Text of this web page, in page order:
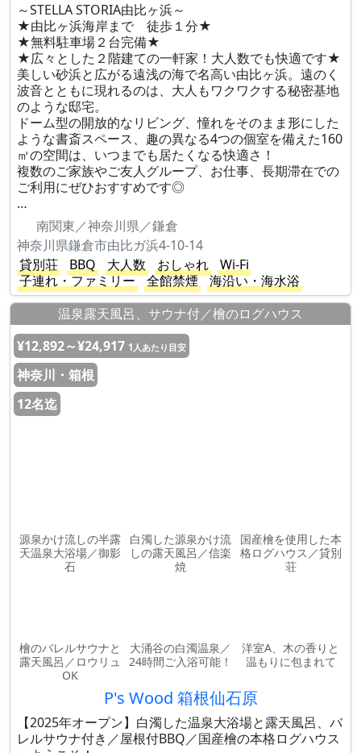
～STELLA STORIA由比ヶ浜～
★由比ヶ浜海岸まで 徒歩１分★
★無料駐車場２台完備★
★広々とした２階建ての一軒家！大人数でも快適です★
美しい砂浜と広がる遠浅の海で名高い由比ヶ浜。遠のく
波音とともに現れるのは、大人もワクワクする秘密基地
のような邸宅。
ドーム型の開放的なリビング、憧れをそのまま形にした
ような書斎スペース、趣の異なる4つの個室を備えた160
㎡の空間は、いつまでも居たくなる快適さ！
複数のご家族やご友人グループ、お仕事、長期滞在での
ご利用にぜひおすすめです◎
…
南関東／神奈川県／鎌倉
神奈川県鎌倉市由比ガ浜4-10-14
貸別荘
BBQ 大人数 おしゃれ
Wi-Fi
子連れ・ファミリー
全館禁煙
海沿い・海水浴
温泉露天風呂、サウナ付／檜のログハウス
¥12,892～¥24,917 1人あたり目安
神奈川・箱根
12名迄
源泉かけ流しの半露
天温泉大浴場／御影
石
白濁した源泉かけ流
しの露天風呂／信楽
焼
国産檜を使用した本
格ログハウス／貸別
荘
檜のバレルサウナと
露天風呂／ロウリュ
OK
大涌谷の白濁温泉／
24時間ご入浴可能！
洋室A、木の香りと
温もりに包まれて
P's Wood 箱根仙石原
【2025年オープン】白濁した温泉大浴場と露天風呂、バ
レルサウナ付き／屋根付BBQ／国産檜の本格ログハウス